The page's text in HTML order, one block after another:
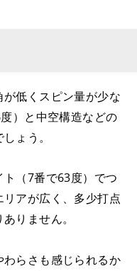
低くスピン量が少な
）と中空構造などの
ょう。
（7番で63度）でつ
アが広く、多少打点
りません。
らさも感じられるか